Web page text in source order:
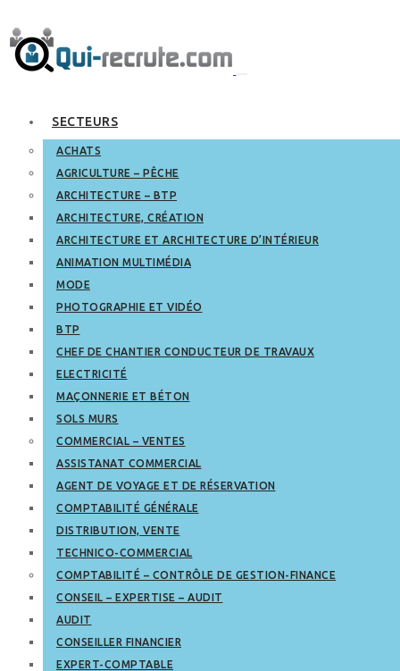
SECTEURS
ACHATS
AGRICULTURE – PÊCHE
ARCHITECTURE – BTP
ARCHITECTURE, CRÉATION
ARCHITECTURE ET ARCHITECTURE D’INTÉRIEUR
ANIMATION MULTIMÉDIA
MODE
PHOTOGRAPHIE ET VIDÉO
BTP
CHEF DE CHANTIER CONDUCTEUR DE TRAVAUX
ELECTRICITÉ
MAÇONNERIE ET BÉTON
SOLS MURS
COMMERCIAL – VENTES
ASSISTANAT COMMERCIAL
AGENT DE VOYAGE ET DE RÉSERVATION
COMPTABILITÉ GÉNÉRALE
DISTRIBUTION, VENTE
TECHNICO-COMMERCIAL
COMPTABILITÉ – CONTRÔLE DE GESTION-FINANCE
CONSEIL – EXPERTISE – AUDIT
AUDIT
CONSEILLER FINANCIER
EXPERT-COMPTABLE